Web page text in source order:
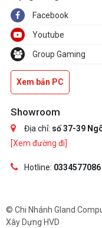
Facebook
Youtube
Group Gaming
Xem bản PC
Showroom
Địa chỉ: số 37-39
[Xem đường đi]
Hotline: 0334577086
© Chi Nhánh Gland
Xây Dựng HVD